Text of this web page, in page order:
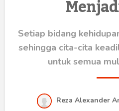
Internasional
Sketsa
Setiap bidang
sehingga cita-cita
untuk semua
Reza Alexander